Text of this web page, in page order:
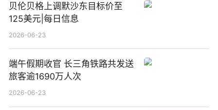
贝伦贝格上调默沙东目标价至
125美元|每日信息
2026-06-23
端午假期收官 长三角铁路共发送
旅客逾1690万人次
2026-06-23